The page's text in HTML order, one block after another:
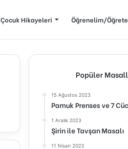
Çocuk Hikayeleri Öğrenelim/
Popüler
15 Ağustos 2023
Pamuk Prenses ve 7
1 Aralık 2023
Şirin ile Tavşan Masalı
11 Nisan 2023